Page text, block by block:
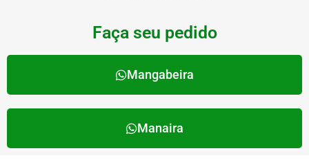
Faça seu pedido
Mangabeira
Manaira